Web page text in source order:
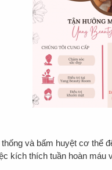
và bấm huyệt cơ thể
kích thích tuần hoàn